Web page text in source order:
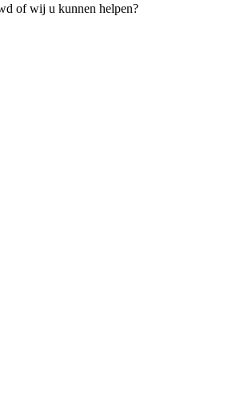
of wij u kunnen helpen?